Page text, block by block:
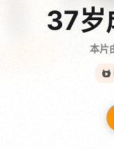
37岁
本片